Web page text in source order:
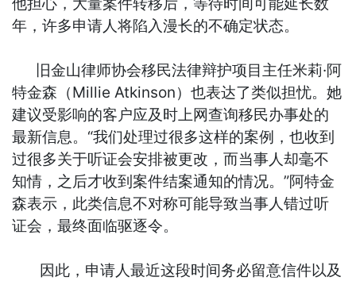
他担心，大量案件转移后，等待时间可能延长数
年，许多申请人将陷入漫长的不确定状态。
旧金山律师协会移民法律辩护项目主任米莉·阿
特金森（Millie Atkinson）也表达了类似担忧。她
建议受影响的客户应及时上网查询移民办事处的
最新信息。“我们处理过很多这样的案例，也收到
过很多关于听证会安排被更改，而当事人却毫不
知情，之后才收到案件结案通知的情况。”阿特金
森表示，此类信息不对称可能导致当事人错过听
证会，最终面临驱逐令。
因此，申请人最近这段时间务必留意信件以及